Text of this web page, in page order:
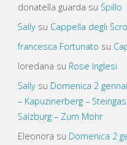
donatella guarda su Spillo
Sallysu Cappella degli
francesca Fortunato su
loredana su Rose Inglesi
Sallysu Domenica 2
– Kapuzinerberg –
Salzburg – Zum Mohr
Eleonora su Domenica 2